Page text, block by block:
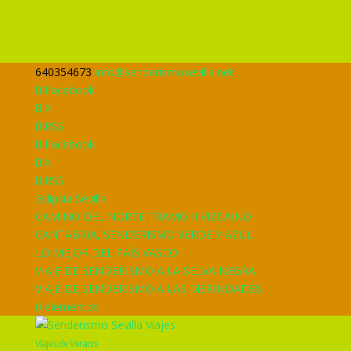
640354673 info@senderismosevilla.net
Facebook
X
RSS
Facebook
X
RSS
Eclipsia Sevilla
CAMINO DEL NORTE TRAMO II VIZCAINO
CANTABRIA, SENDERISMO VERDE Y AZUL
LO MEJOR DEL PAÍS VASCO
VIAJE DE SENDERISMO A LA SELVA NEGRA
VIAJE DE SENDERISMO A LAS MERINDADES
0 elementos
Viajes de Verano